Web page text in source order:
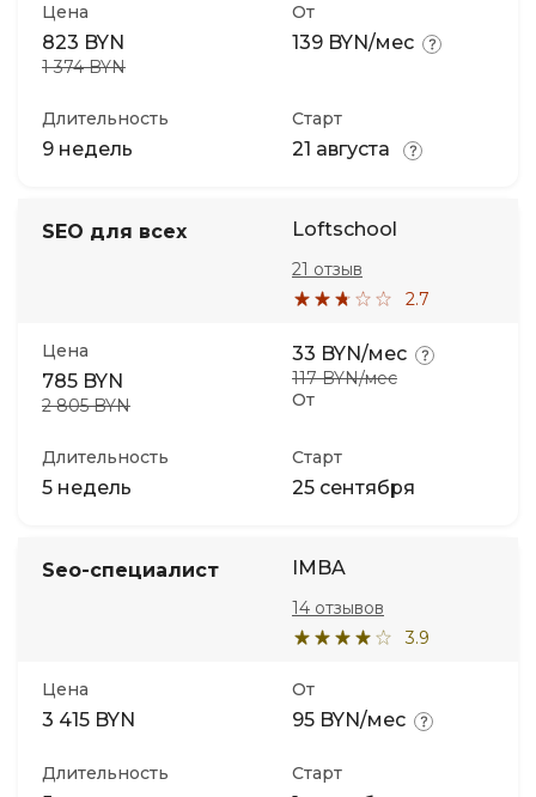
Цена
823 BYN
1 374 BYN
От
139 BYN/мес
Длительность
9 недель
Старт
21 августа
SEO для всех Loftschool
2.7
21 отзыв
Цена
785 BYN
2 805 BYN От
33 BYN/мес
117 BYN/мес
Длительность
5 недель
Старт
25 сентября
Seo-специалист IMBA
3.9
14 отзывов
Цена
3 415 BYN
От
95 BYN/мес
Длительность Старт